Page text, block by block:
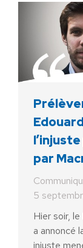
par
5
Hier soir,
a annoncé
injuste